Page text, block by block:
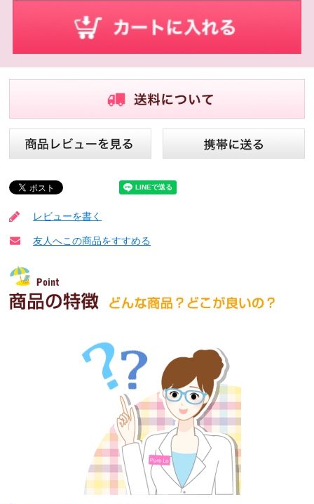
レビューを書く
友人へこの商品をすすめる